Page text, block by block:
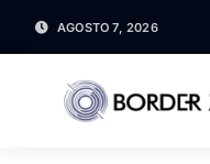
AGOSTO 7, 2026